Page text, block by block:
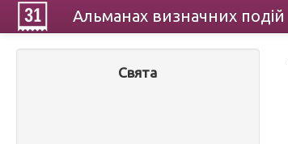
Альманах визначних подій
Свята